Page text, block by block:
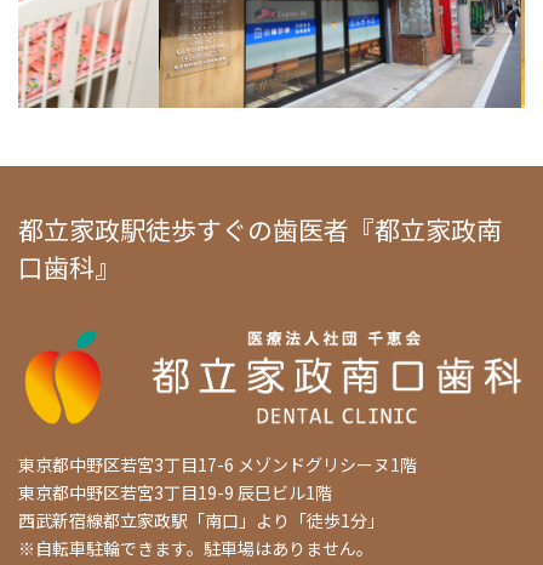
都立家政駅徒歩すぐの歯医者『都立家政南
口歯科』
東京都中野区若宮3丁目17-6 メゾンドグリシーヌ1階
東京都中野区若宮3丁目19-9 辰巳ビル1階
西武新宿線都立家政駅「南口」より「徒歩1分」
※自転車駐輪できます。駐車場はありません。